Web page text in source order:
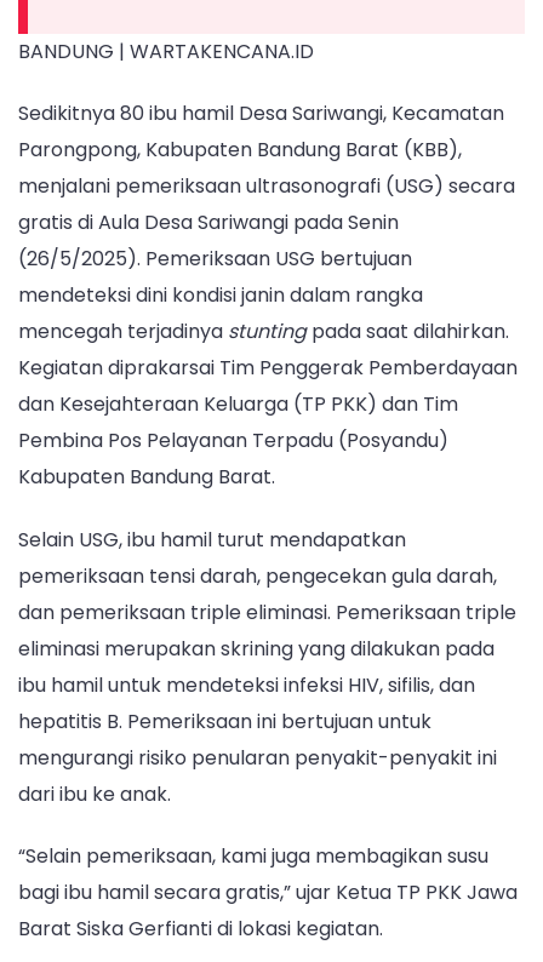
pemeriksaan
gratis
bagi
ibu
hamil
di
Aula
Desa
Sariwangi,
KBB,
pada
Senin
(26/5/2025)
BANDUNG | WARTAKENCANA.ID
Sedikitnya 80 ibu hamil Desa Sariwangi, Kecamatan
Parongpong, Kabupaten Bandung Barat (KBB),
menjalani pemeriksaan ultrasonografi (USG) secara
gratis di Aula Desa Sariwangi pada Senin
(26/5/2025). Pemeriksaan USG bertujuan
mendeteksi dini kondisi janin dalam rangka
mencegah terjadinya stuntingpada saat dilahirkan.
Kegiatan diprakarsai Tim Penggerak Pemberdayaan
dan Kesejahteraan Keluarga (TP PKK) dan Tim
Pembina Pos Pelayanan Terpadu (Posyandu)
Kabupaten Bandung Barat.
Selain USG, ibu hamil turut mendapatkan
pemeriksaan tensi darah, pengecekan gula darah,
dan pemeriksaan triple eliminasi. Pemeriksaan triple
eliminasi merupakan skrining yang dilakukan pada
ibu hamil untuk mendeteksi infeksi HIV, sifilis, dan
hepatitis B. Pemeriksaan ini bertujuan untuk
mengurangi risiko penularan penyakit-penyakit ini
dari ibu ke anak.
“Selain pemeriksaan, kami juga membagikan susu
bagi ibu hamil secara gratis,” ujar Ketua TP PKK Jawa
Barat Siska Gerfianti di lokasi kegiatan.